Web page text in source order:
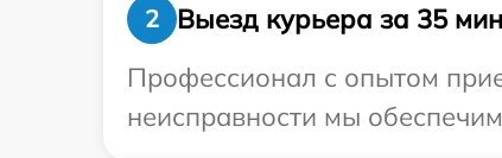
2
Выезд курьера за 35
Профессионал с опытом
неисправности мы